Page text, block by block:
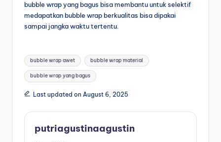
bubble wrap yang bagus bisa membantu untuk selektif
medapatkan bubble wrap berkualitas bisa dipakai
sampai jangka waktu tertentu.
bubble wrap awet bubble wrap material
bubble wrap yang bagus
Last updated on August 6, 2025
putriagustinaagustin